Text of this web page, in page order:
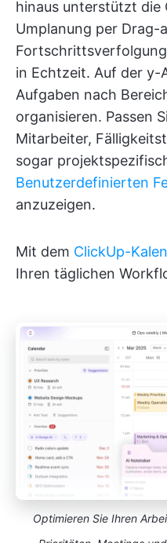
hinaus unterstützt die
Umplanung per Drag-
in Echtzeit. Auf der y-
Aufgaben nach
organisieren. Passen
Mitarbeiter,
sogar
Benutzerdefinierten
anzuzeigen.
Mit dem ClickUp-
Ihren täglichen
Optimieren Sie Ihren